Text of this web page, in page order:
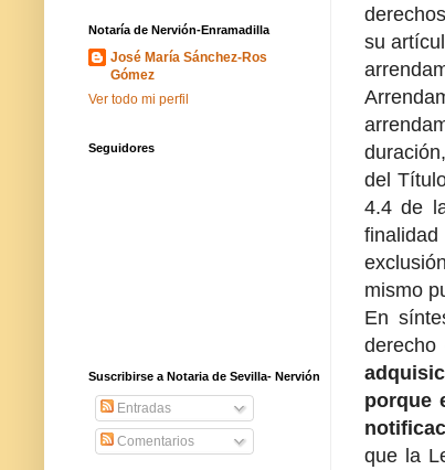
su
del
4.4 de
mismo
En
porque
que la
Notaría de Nervión-Enramadilla
José María Sánchez-Ros
Gómez
Ver todo mi perfil
Seguidores
Suscribirse a Notaria de Sevilla- Nervión
Entradas
Comentarios